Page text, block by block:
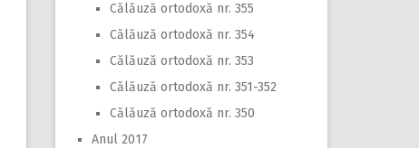
Călăuză ortodoxă nr. 355
Călăuză ortodoxă nr. 354
Călăuză ortodoxă nr. 353
Călăuză ortodoxă nr. 351-352
Călăuză ortodoxă nr. 350
Anul 2017